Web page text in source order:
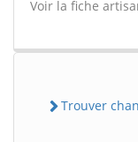
Voir la fiche
Trouver